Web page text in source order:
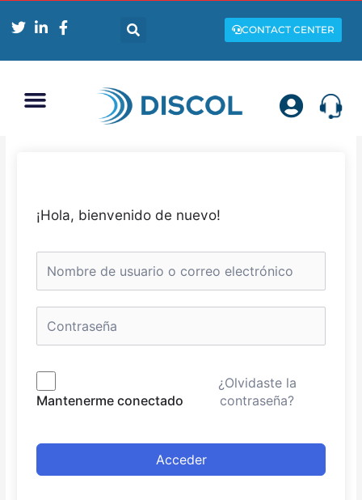
Search CONTACT CENTER
Menu
¡Hola, bienvenido de nuevo!
Mantenerme conectado
¿Olvidaste la
contraseña?
Acceder